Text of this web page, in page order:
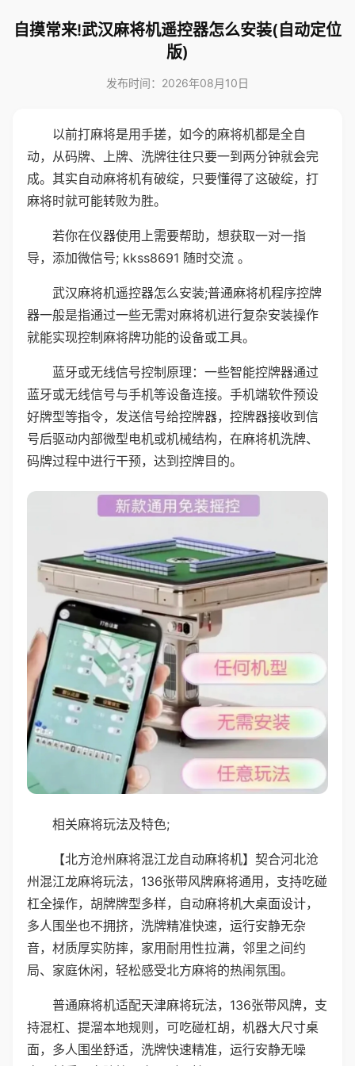
自摸常来!武汉麻将机遥控器怎么安装(自动定位
版)
发布时间：2026年08月10日
以前打麻将是用手搓，如今的麻将机都是全自
动，从码牌、上牌、洗牌往往只要一到两分钟就会完
成。其实自动麻将机有破绽，只要懂得了这破绽，打
麻将时就可能转败为胜。
若你在仪器使用上需要帮助，想获取一对一指
导，添加微信号; kkss8691 随时交流 。
武汉麻将机遥控器怎么安装;普通麻将机程序控牌
器一般是指通过一些无需对麻将机进行复杂安装操作
就能实现控制麻将牌功能的设备或工具。
蓝牙或无线信号控制原理：一些智能控牌器通过
蓝牙或无线信号与手机等设备连接。手机端软件预设
好牌型等指令，发送信号给控牌器，控牌器接收到信
号后驱动内部微型电机或机械结构，在麻将机洗牌、
码牌过程中进行干预，达到控牌目的。
相关麻将玩法及特色;
【北方沧州麻将混江龙自动麻将机】契合河北沧
州混江龙麻将玩法，136张带风牌麻将通用，支持吃碰
杠全操作，胡牌牌型多样，自动麻将机大桌面设计，
多人围坐也不拥挤，洗牌精准快速，运行安静无杂
音，材质厚实防摔，家用耐用性拉满，邻里之间约
局、家庭休闲，轻松感受北方麻将的热闹氛围。
普通麻将机适配天津麻将玩法，136张带风牌，支
持混杠、提溜本地规则，可吃碰杠胡，机器大尺寸桌
面，多人围坐舒适，洗牌快速精准，运行安静无噪